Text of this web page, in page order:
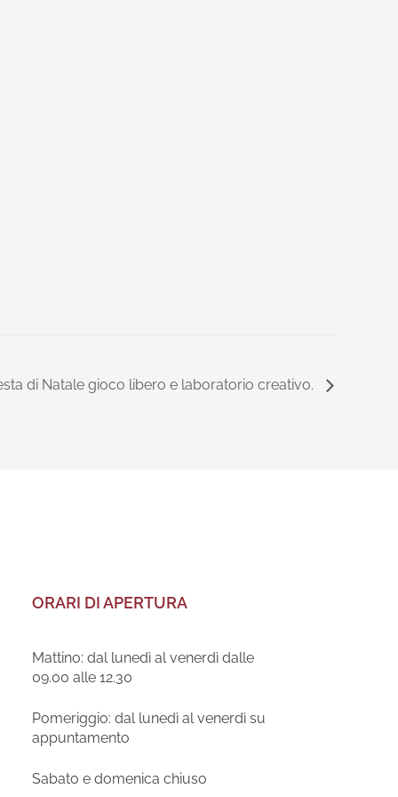
di Natale gioco libero e laboratorio creativo.
ORARI DI APERTURA
Mattino: dal lunedì al venerdì dalle
09.00 alle 12.30
Pomeriggio: dal lunedì al venerdì su
appuntamento
Sabato e domenica chiuso